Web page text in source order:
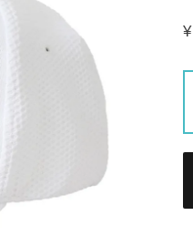
¥